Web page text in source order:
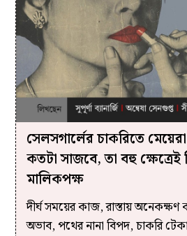
সেলসগার্লের চাকরিতে
কতটা সাজবে, তা বহু
মালিকপক্ষ
দীর্ঘ সময়ের কাজ, রাস্তায়
অভাব, পথের নানা বিপদ, চাকরি